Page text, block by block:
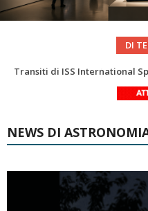
DI
La Luna del
Le costellazioni
NEWS DI